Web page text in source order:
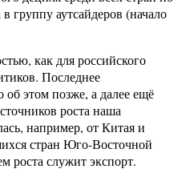
группу аутсайдеров (начало
как для российского
Последнее
этом позже, а далее ещё
роста наша
например, от Китая и
стран Юго-Восточной
роста служит экспорт.